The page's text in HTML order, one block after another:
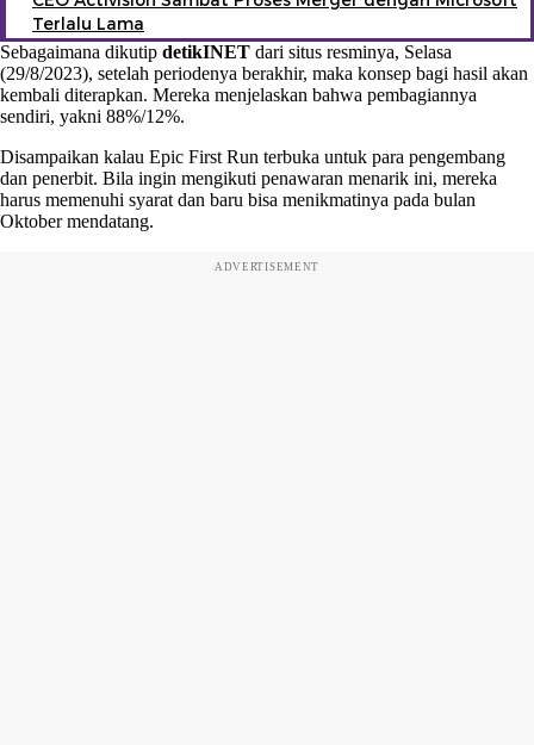
Terlalu Lama
Sebagaimana dikutip detikINET dari situs resminya, Selasa
(29/8/2023), setelah periodenya berakhir, maka konsep bagi hasil akan
kembali diterapkan. Mereka menjelaskan bahwa pembagiannya
sendiri, yakni 88%/12%.
Disampaikan kalau Epic First Run terbuka untuk para pengembang
dan penerbit. Bila ingin mengikuti penawaran menarik ini, mereka
harus memenuhi syarat dan baru bisa menikmatinya pada bulan
Oktober mendatang.
ADVERTISEMENT